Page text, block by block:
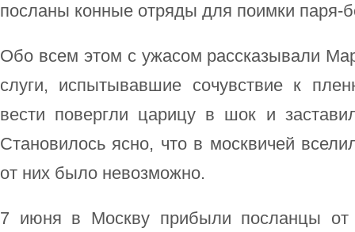
посланы конные отряды для поимки паря-
Обо всем этом с ужасом рассказывали
слуги, испытывавшие сочувствие к
вести повергли царицу в шок и
Становилось ясно, что в москвичей
от них было невозможно.
7 июня в Москву прибыли посланцы от